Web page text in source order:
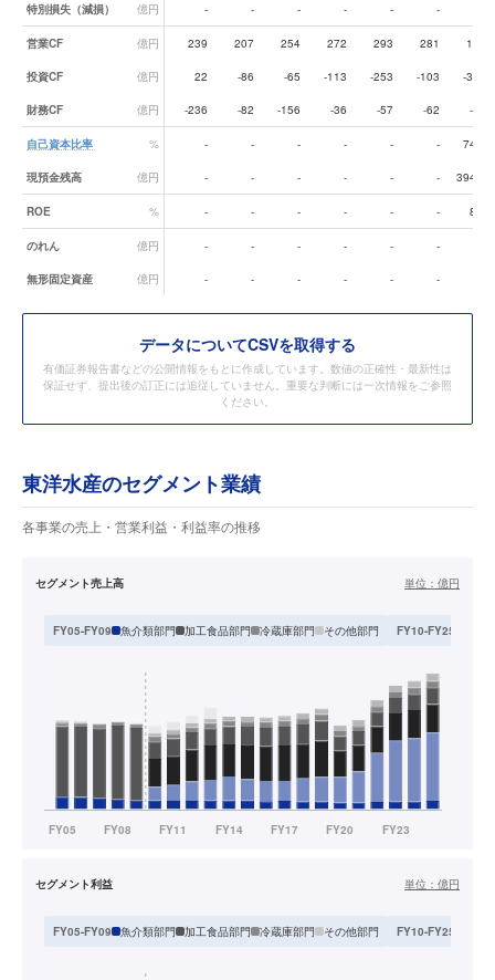
特別損失（減損） 億円 - - - - - -
営業CF 億円 239 207 254 272 293 281 195
投資CF 億円 22 -86 -65 -113 -253 -103 -311
財務CF 億円 -236 -82 -156 -36 -57 -62 -47
自己資本比率 % - - - - - - 74.2
現預金残高 億円 - - - - - - 394.0
ROE % - - - - - - 8.6
のれん 億円 - - - - - -
無形固定資産 億円 - - - - - -
データについてCSVを取得する
有価証券報告書などの公開情報をもとに作成しています。数値の正確性・最新性は
保証せず、提出後の訂正には追従していません。重要な判断には一次情報をご参照
ください。
東洋水産のセグメント業績
各事業の売上・営業利益・利益率の推移
セグメント売上高 単位： 億円
FY05-FY09 魚介類部門 加工食品部門 冷蔵庫部門 その他部門 FY10-FY25
セグメント利益 単位： 億円
FY05-FY09 魚介類部門 加工食品部門 冷蔵庫部門 その他部門 FY10-FY25